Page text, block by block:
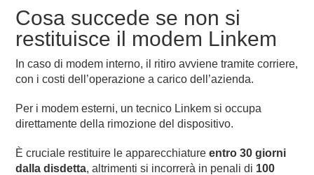
Cosa succede se non si
restituisce il modem Linkem
In caso di modem interno, il ritiro avviene tramite corriere,
con i costi dell’operazione a carico dell’azienda.
Per i modem esterni, un tecnico Linkem si occupa
direttamente della rimozione del dispositivo.
È cruciale restituire le apparecchiatureentro 30 giorni
dalla disdetta, altrimenti si incorrerà in penali di 100